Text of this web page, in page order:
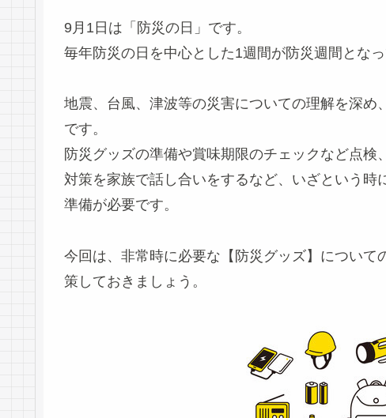
9月1日は「防災の日」です。
毎年防災の日を中心とした1週間が防災週間となっ
地震、台風、津波等の災害についての理解を深め
です。
防災グッズの準備や賞味期限のチェックなど点
対策を家族で話し合いをするなど、いざという
準備が必要です。
今回は、非常時に必要な【防災グッズ】につい
策しておきましょう。